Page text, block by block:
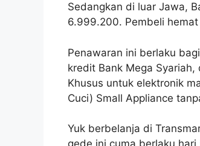
Sedangkan di luar Jawa,
6.999.200. Pembeli
Penawaran ini berlaku
kredit Bank Mega
Khusus untuk elektronik
Cuci) Small Appliance
Yuk berbelanja di